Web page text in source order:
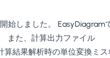
始しました。 EasyDiagram
また、計算出力ファイル
算結果解析時の単位変換ミス